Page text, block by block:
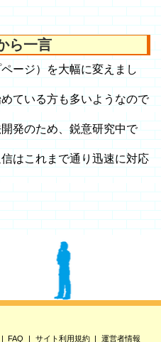
ら一言
ージ）を大幅に変えまし
ている方も多いようなので
発のため、鋭意研究中で
はこれまで通り迅速に対応
FAQ サイト利用規約 運営者情報